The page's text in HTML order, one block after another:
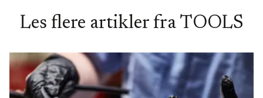
Les flere artikler fra TOOLS